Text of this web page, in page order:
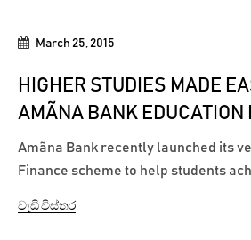
March 25, 2015
HIGHER STUDIES MADE
AMÃNA BANK EDUCATION
Amãna Bank recently launched its
Finance scheme to help students
both aspiring students and young
වැඩි විස්තර